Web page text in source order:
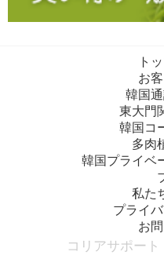
ト
お
韓国
東大門
韓国コ
多肉
韓国プライベ
私た
プライ
お
コリアサポー